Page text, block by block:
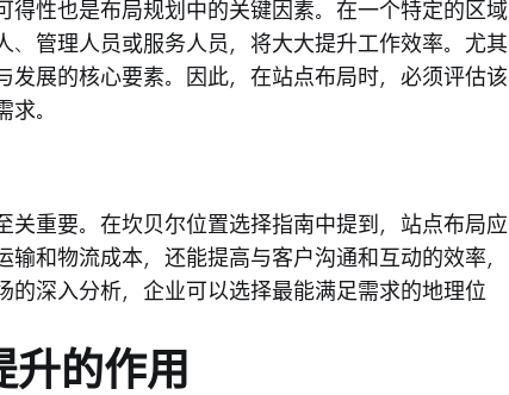
得性也是布局规划中的关键因素。在一个特定的区域
、管理人员或服务人员，将大大提升工作效率。尤其
发展的核心要素。因此，在站点布局时，必须评估该
求。
关重要。在坎贝尔位置选择指南中提到，站点布局应
和物流成本，还能提高与客户沟通和互动的效率，
的深入分析，企业可以选择最能满足需求的地理位
升的作用